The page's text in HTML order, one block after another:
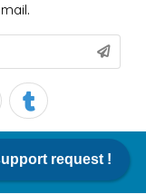
request !